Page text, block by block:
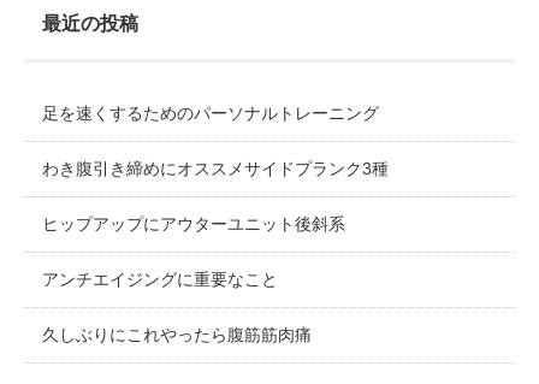
最近の投稿
足を速くするためのパーソナルトレーニング
わき腹引き締めにオススメサイドプランク3種
ヒップアップにアウターユニット後斜系
アンチエイジングに重要なこと
久しぶりにこれやったら腹筋筋肉痛